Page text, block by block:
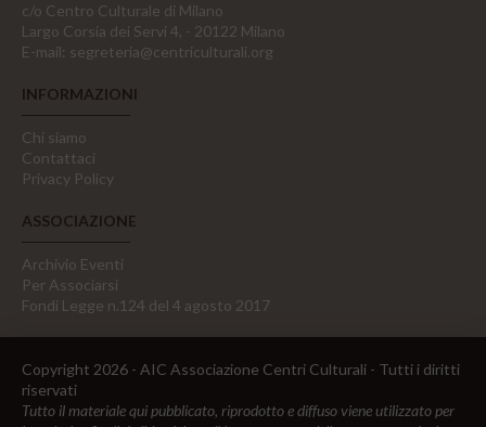
c/o Centro Culturale di Milano
Largo Corsia dei Servi 4, - 20122 Milano
E-mail: segreteria@centriculturali.org
INFORMAZIONI
Chi siamo
Contattaci
Privacy Policy
ASSOCIAZIONE
Archivio Eventi
Per Associarsi
Fondi Legge n.124 del 4 agosto 2017
Copyright 2026 - AIC Associazione Centri Culturali - Tutti i diritti
riservati
Tutto il materiale qui pubblicato, riprodotto e diffuso viene utilizzato per